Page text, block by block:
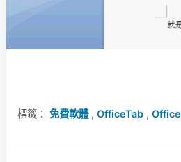
標籤： 免費軟體, OfficeTab , Office